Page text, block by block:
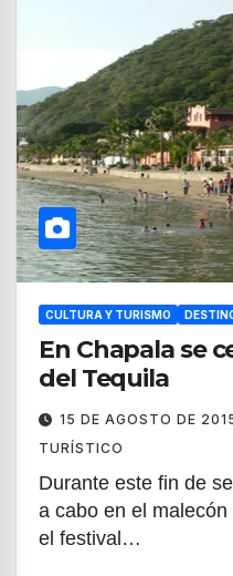
CULTURA Y TURISMO
En Chapala se
del Tequila
15 DE AGOSTO DE
TURÍSTICO
Durante este fin de
a cabo en el
el festival…